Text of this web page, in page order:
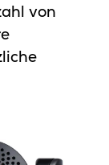
von